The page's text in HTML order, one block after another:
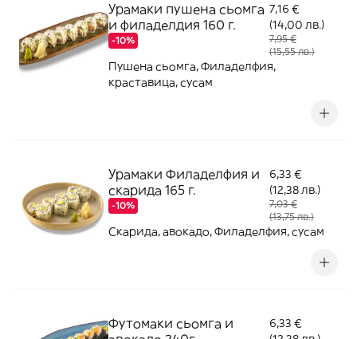
Урамаки пушена сьомга
и филаделдия 160 г.
-10%
7,16 €
(14,00 лв.)
7,95 €
(15,55 лв.)
Пушена сьомга, Филаделфия,
краставица, сусам
Урамаки Филаделфия и
скарида 165 г.
-10%
6,33 €
(12,38 лв.)
7,03 €
(13,75 лв.)
Скарида, авокадо, Филаделфия, сусам
Футомаки сьомга и
6,33 €